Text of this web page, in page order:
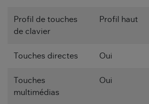
Profil de touches
de clavier
Profil haut
Touches directes Oui
Touches
multimédias
Oui